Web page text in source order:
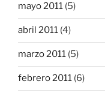
mayo 2011 (5)
abril 2011 (4)
marzo 2011 (5)
febrero 2011 (6)